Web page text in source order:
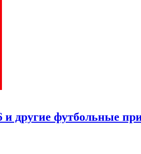
другие футбольные